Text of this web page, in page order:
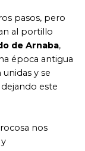
pasos, pero
al portillo
de Arnaba,
época antigua
y se
este
nos